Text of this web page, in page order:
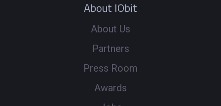
About IObit
About Us
Partners
Press Room
Awards